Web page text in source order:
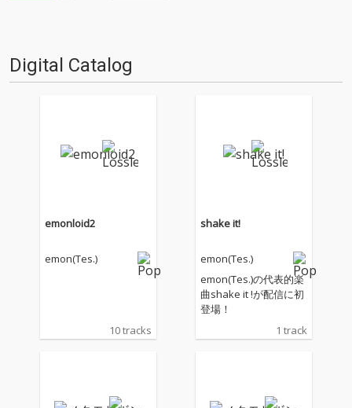
Digital Catalog
emonloid2
emon(Tes.)
10 tracks
shake it!
emon(Tes.)
emon(Tes.)の代表的楽
曲shake it !が配信に初
登場！
1 track